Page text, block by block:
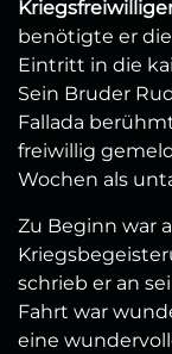
benötigte er
Eintritt in die
Sein Bruder
Fallada
freiwillig
Wochen als
Zu Beginn war
schrieb er an
Fahrt war
eine